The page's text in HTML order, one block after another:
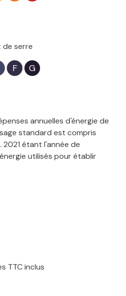
de serre
F G
annuelles d'énergie de
standard est compris
étant l'année de
utilisés pour établir
TTC inclus